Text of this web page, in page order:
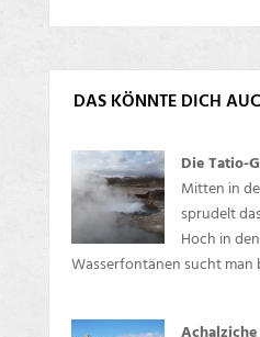
DAS KÖNNTE DICH
Die Tatio-
Mitten in
sprudelt
Hoch in
Wasserfontänen sucht man